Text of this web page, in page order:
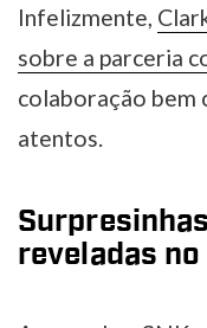
Infelizmente,
sobre a parceria
colaboração bem
atentos.
reveladas